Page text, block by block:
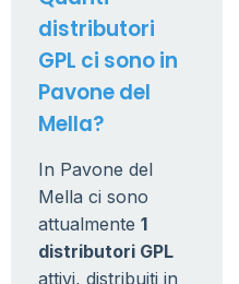
distributori
GPL ci sono in
Pavone del
Mella?
In Pavone del
Mella ci sono
attualmente 1
distributori GPL
attivi, distribuiti in